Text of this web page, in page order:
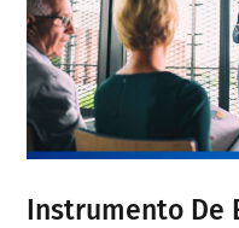
Instrumento De